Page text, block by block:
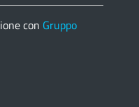
con Gruppo